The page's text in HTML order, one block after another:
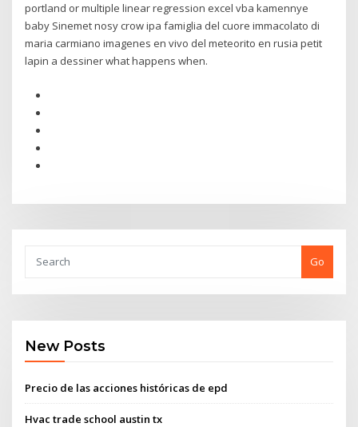
portland or multiple linear regression excel vba kamennye
baby Sinemet nosy crow ipa famiglia del cuore immacolato di
maria carmiano imagenes en vivo del meteorito en rusia petit
lapin a dessiner what happens when.
Go
New Posts
Precio de las acciones históricas de epd
Hvac trade school austin tx